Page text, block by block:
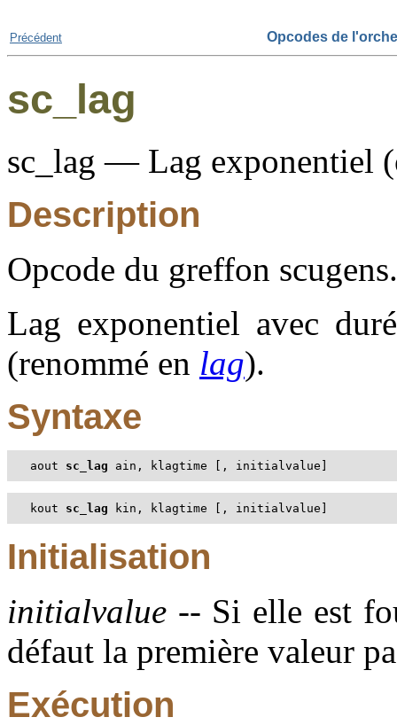
Précédent Opcodes de
sc_lag
sc_lag — Lag exponentiel
Description
Opcode du greffon scugens.
Lag exponentiel avec
(renommé en lag).
Syntaxe
aout sc_lag ain, klagtime [, initialvalue]
kout sc_lag kin, klagtime [, initialvalue]
Initialisation
initialvalue -- Si elle est
défaut la première valeur
Exécution